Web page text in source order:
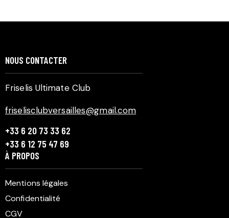
NOUS CONTACTER
Friselis Ultimate Club
friselisclubversailles@gmail.com
+33 6 20 73 33 62
+33 6 12 75 47 69
À PROPOS
Mentions légales
Confidentialité
CGV